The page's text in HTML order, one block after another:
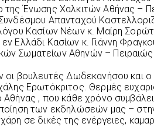
Ένωσης Χαλκιτών Αθήνας –
Απανταχού
Κασίων Νέων κ. Μαίρη
Ελλάδι Κασίων κ. Γιάννη
Σωματείων Αθηνών –
οι βουλευτές Δωδεκανήσου και
Ερωτόκριτος. Θερμές
, που κάθε χρόνο συμβάλει
των εκδηλώσεών μας – στην
σε δικές της ενέργειες,